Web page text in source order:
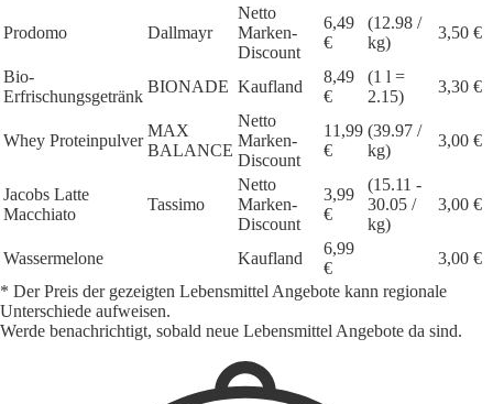
Prodomo Dallmayr
Netto
Marken-
Discount
6,49
€
(12.98 /
kg)
3,50 €
Bio-
Erfrischungsgetränk
BIONADE Kaufland
8,49
€
(1 l =
2.15)
3,30 €
Whey Proteinpulver
MAX
BALANCE
Netto
Marken-
Discount
11,99
€
(39.97 /
kg)
3,00 €
Jacobs Latte
Macchiato
Tassimo
Netto
Marken-
Discount
3,99
€
(15.11 -
30.05 /
kg)
3,00 €
Wassermelone Kaufland
6,99
€
3,00 €
* Der Preis der gezeigten Lebensmittel Angebote kann regionale
Unterschiede aufweisen.
Werde benachrichtigt, sobald neue Lebensmittel Angebote da sind.